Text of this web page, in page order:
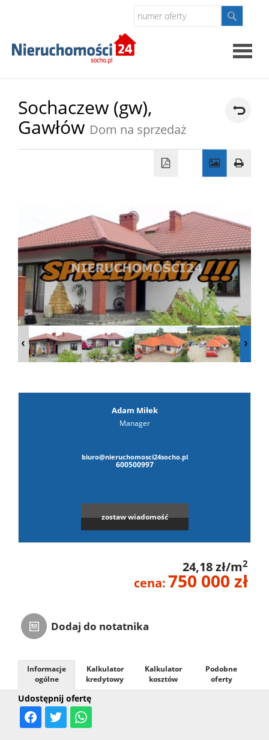
firmie
Sochaczew (gw),
Gawłów Dom na sprzedaż
Adam Miłek
Manager
biuro@nieruchomosci24socho.pl
600500997
zostaw wiadomość
24,18 zł/m2
cena:750 000 zł
Dodaj do notatnika
Udostępnij ofertę
Informacje
ogólne
Kalkulator
kredytowy
Kalkulator
kosztów
Podobne
oferty